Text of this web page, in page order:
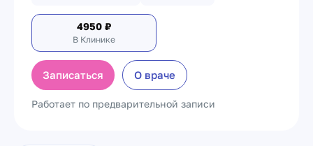
4950 ₽
В Клинике
Записаться О враче
Работает по предварительной записи